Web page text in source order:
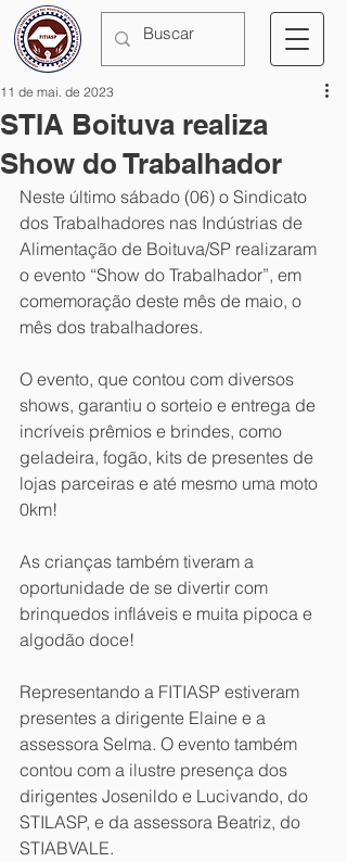
STIA Boituva realiza
Show do Trabalhador
11 de mai. de 2023
Neste último sábado (06) o Sindicato
dos Trabalhadores nas Indústrias de
Alimentação de Boituva/SP realizaram
o evento “Show do Trabalhador”, em
comemoração deste mês de maio, o
mês dos trabalhadores.
O evento, que contou com diversos
shows, garantiu o sorteio e entrega de
incríveis prêmios e brindes, como
geladeira, fogão, kits de presentes de
lojas parceiras e até mesmo uma moto
0km!
As crianças também tiveram a
oportunidade de se divertir com
brinquedos infláveis e muita pipoca e
algodão doce!
Representando a FITIASP estiveram
presentes a dirigente Elaine e a
assessora Selma. O evento também
contou com a ilustre presença dos
dirigentes Josenildo e Lucivando, do
STILASP, e da assessora Beatriz, do
STIABVALE.